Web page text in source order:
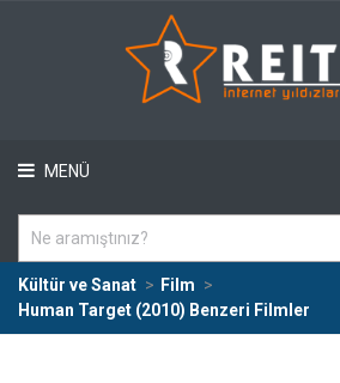
MENÜ
Kültür ve Sanat
Film
Human Target (2010) Benzeri Filmler